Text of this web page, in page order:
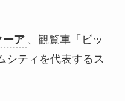
ーア 、観覧車「ビッ
シティを代表するス